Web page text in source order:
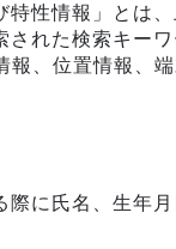
性情報」とは
れた検索キー
、位置情報、
に氏名、生年